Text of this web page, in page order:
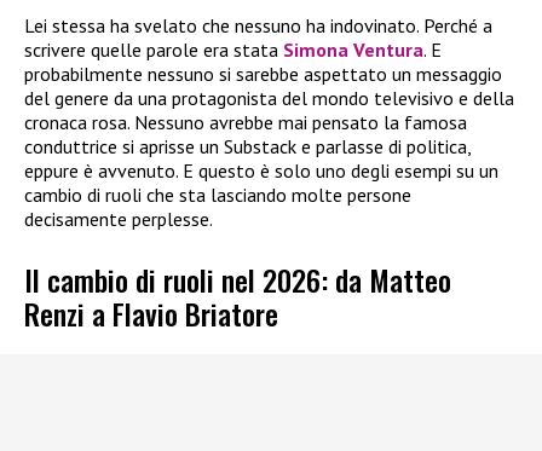
Lei stessa ha svelato che nessuno ha indovinato. Perché a
scrivere quelle parole era stata Simona Ventura. E
probabilmente nessuno si sarebbe aspettato un messaggio
del genere da una protagonista del mondo televisivo e della
cronaca rosa. Nessuno avrebbe mai pensato la famosa
conduttrice si aprisse un Substack e parlasse di politica,
eppure è avvenuto. E questo è solo uno degli esempi su un
cambio di ruoli che sta lasciando molte persone
decisamente perplesse.
Il cambio di ruoli nel 2026: da Matteo
Renzi a Flavio Briatore